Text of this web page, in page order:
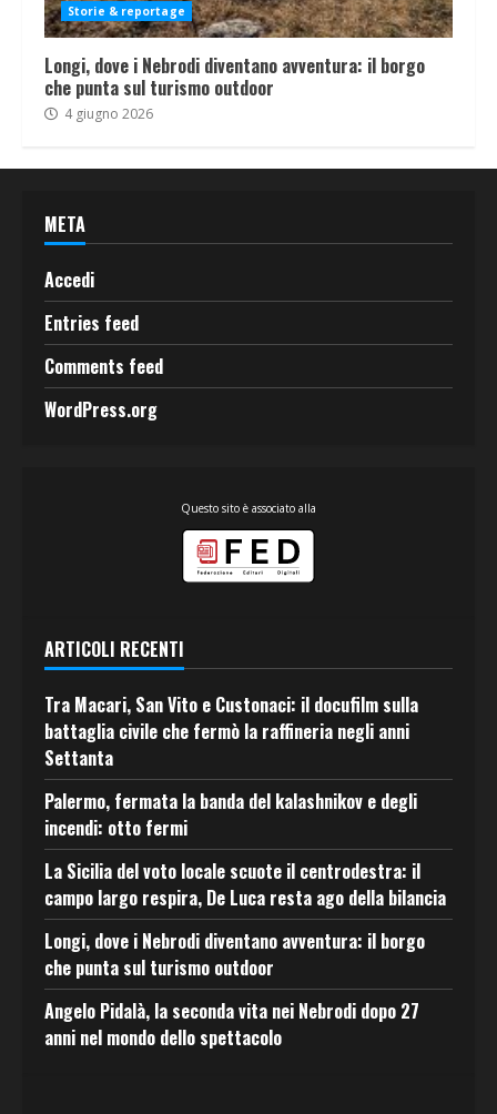
Storie & reportage
Longi, dove i Nebrodi diventano avventura: il borgo
che punta sul turismo outdoor
4 giugno 2026
META
Accedi
Entries feed
Comments feed
WordPress.org
Questo sito è associato alla
ARTICOLI RECENTI
Tra Macari, San Vito e Custonaci: il docufilm sulla
battaglia civile che fermò la raffineria negli anni
Settanta
Palermo, fermata la banda del kalashnikov e degli
incendi: otto fermi
La Sicilia del voto locale scuote il centrodestra: il
campo largo respira, De Luca resta ago della bilancia
Longi, dove i Nebrodi diventano avventura: il borgo
che punta sul turismo outdoor
Angelo Pidalà, la seconda vita nei Nebrodi dopo 27
anni nel mondo dello spettacolo